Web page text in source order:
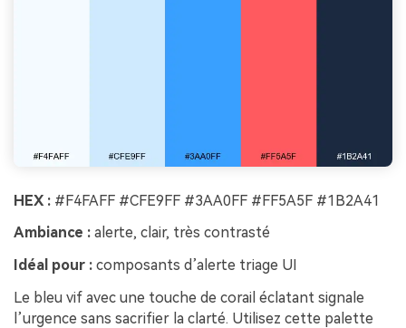
HEX : #F4FAFF #CFE9FF #3AA0FF #FF5A5F #1B2A41
Ambiance : alerte, clair, très contrasté
Idéal pour : composants d’alerte triage UI
Le bleu vif avec une touche de corail éclatant signale
l’urgence sans sacrifier la clarté. Utilisez cette palette